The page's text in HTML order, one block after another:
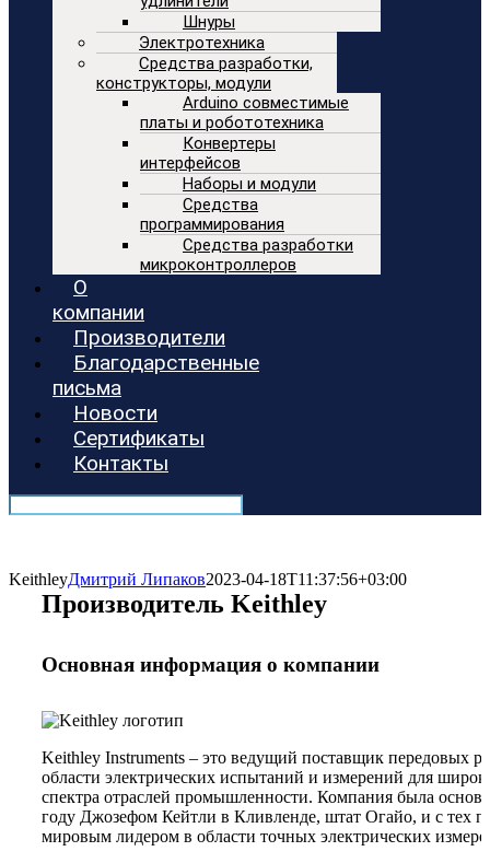
Шнуры
Электротехника
Средства разработки,
конструкторы, модули
Arduino совместимые
платы и робототехника
Конвертеры
интерфейсов
Наборы и модули
Средства
программирования
Средства разработки
микроконтроллеров
О
компании
Производители
Благодарственные
письма
Новости
Сертификаты
Контакты
KeithleyДмитрий Липаков2023-04-18T11:37:56+03:00
Производитель Keithley
Основная информация о компании
Keithley Instruments – это ведущий поставщик передовых
области электрических испытаний и измерений для
спектра отраслей промышленности. Компания была
году Джозефом Кейтли в Кливленде, штат Огайо, и с тех
мировым лидером в области точных электрических